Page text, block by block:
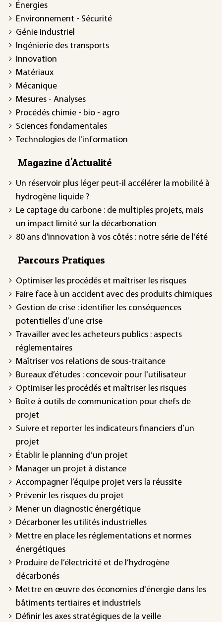
Énergies
Environnement - Sécurité
Génie industriel
Ingénierie des transports
Innovation
Matériaux
Mécanique
Mesures - Analyses
Procédés chimie - bio - agro
Sciences fondamentales
Technologies de l'information
Magazine d'Actualité
Un réservoir plus léger peut-il accélérer la mobilité à
hydrogène liquide ?
Le captage du carbone : de multiples projets, mais
un impact limité sur la décarbonation
80 ans d’innovation à vos côtés : notre série de l’été
Parcours Pratiques
Optimiser les procédés et maîtriser les risques
Faire face à un accident avec des produits chimiques
Gestion de crise : identifier les conséquences
potentielles d’une crise
Travailler avec les acheteurs publics : aspects
réglementaires
Maîtriser vos relations de sous-traitance
Bureaux d’études : concevoir pour l'utilisateur
Optimiser les procédés et maîtriser les risques
Boîte à outils de communication pour chefs de
projet
Suivre et reporter les indicateurs financiers d’un
projet
Établir le planning d’un projet
Manager un projet à distance
Accompagner l’équipe projet vers la réussite
Prévenir les risques du projet
Mener un diagnostic énergétique
Décarboner les utilités industrielles
Mettre en place les réglementations et normes
énergétiques
Produire de l’électricité et de l’hydrogène
décarbonés
Mettre en œuvre des économies d'énergie dans les
bâtiments tertiaires et industriels
Définir les axes stratégiques de la veille